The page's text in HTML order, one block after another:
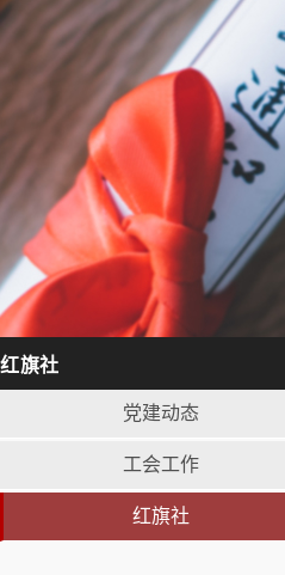
红旗社
党建动态
工会工作
红旗社